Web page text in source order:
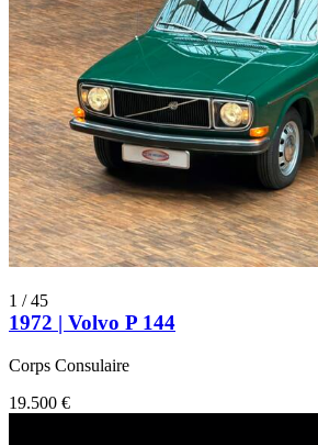
1 /45
1972 | Volvo P 144
Corps Consulaire
19.500 €